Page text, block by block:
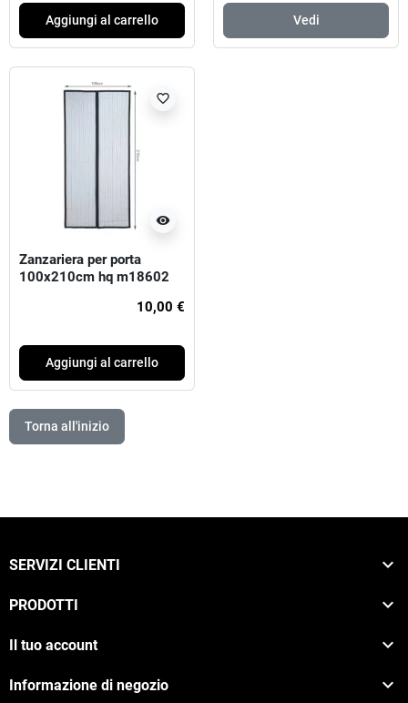
Aggiungi al carrello Vedi
visibility
favorite_border
Zanzariera per porta
100x210cm hq m18602
10,00 €
Aggiungi al carrello
Torna all'inizio
SERVIZI CLIENTI 
PRODOTTI 
Il tuo account 
Informazione di negozio 